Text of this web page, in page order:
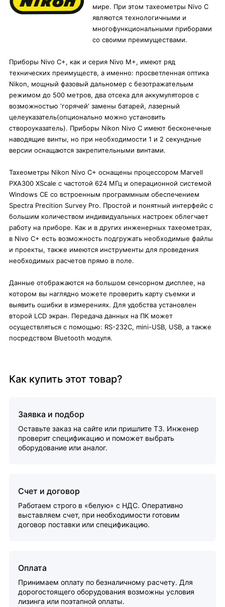
мире. При этом тахеометры Nivo C
являются технологичными и
многофункциональными приборами
со своими преимуществами.
Приборы Nivo C+, как и серия Nivo M+, имеют ряд
технических преимуществ, а именно: просветленная оптика
Nikon, мощный фазовый дальномер с безотражательым
режимом до 500 метров, два отсека для аккумуляторов с
возможностью 'горячей' замены батарей, лазерный
целеуказатель(опционально можно установить
створоуказатель). Приборы Nikon Nivo C имеют бесконечные
наводящие винты, но при необходимости 1 и 2 секундные
версии оснащаются закрепительными винтами.
Тахеометры Nikon Nivo C+ оснащены процессором Marvell
PXA300 XScale с частотой 624 МГц и операционной системой
Windows CE со встроенным программным обеспечением
Spectra Precition Survey Pro. Простой и понятный интерфейс с
большим количеством индивидуальных настроек облегчает
работу на приборе. Как и в других инженерных тахеометрах,
в Nivo C+ есть возможность подгружать необходимые файлы
и проекты, также имеются инструменты для проведения
необходимых расчетов прямо в поле.
Данные отображаются на большом сенсорном дисплее, на
котором вы наглядно можете проверить карту съемки и
выявить ошибки в измерениях. Для удобства установлен
второй LCD экран. Передача данных на ПК может
осуществляться с помощью: RS-232C, mini-USB, USB, а также
посредством Bluetooth модуля.
Как купить этот товар?
Заявка и подбор
Оставьте заказ на сайте или пришлите ТЗ. Инженер
проверит спецификацию и поможет выбрать
оборудование или аналог.
Счет и договор
Работаем строго в «белую» с НДС. Оперативно
выставляем счет, при необходимости готовим
договор поставки или спецификацию.
Оплата
Принимаем оплату по безналичному расчету. Для
дорогостоящего оборудования возможны условия
лизинга или поэтапной оплаты.